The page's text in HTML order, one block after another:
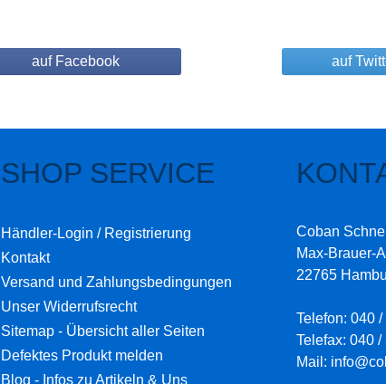
auf Facebook auf
SHOP SERVICE
Händler-Login / Registrierung
Kontakt
Versand und Zahlungsbedingungen
Unser Widerrufsrecht
Sitemap - Übersicht aller Seiten
Defektes Produkt melden
Blog - Infos zu Artikeln & Uns
Coban
Max-Brauer-
22765
Telefon: 040
Telefax: 040
Mail: